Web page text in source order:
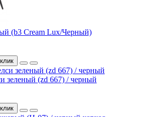
(b3 Cream Lux/Черный)
зеленый (zd 667) / черный